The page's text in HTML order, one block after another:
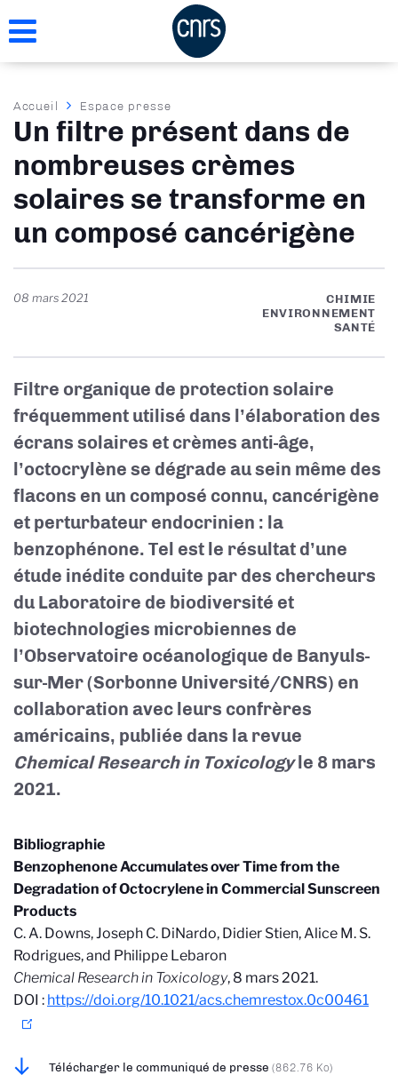
au
Fil
d'Ariane
Accueil Espace presse
Un filtre présent dans de
nombreuses crèmes
solaires se transforme en
un composé cancérigène
08 mars 2021
CHIMIE
ENVIRONNEMENT
SANTÉ
Filtre organique de protection solaire
fréquemment utilisé dans l’élaboration des
écrans solaires et crèmes anti-âge,
l’octocrylène se dégrade au sein même des
flacons en un composé connu, cancérigène
et perturbateur endocrinien : la
benzophénone. Tel est le résultat d’une
étude inédite conduite par des chercheurs
du Laboratoire de biodiversité et
biotechnologies microbiennes de
l’Observatoire océanologique de Banyuls-
sur-Mer (Sorbonne Université/CNRS) en
collaboration avec leurs confrères
américains, publiée dans la revue
Chemical Research in Toxicologyle 8 mars
2021.
Bibliographie
Benzophenone Accumulates over Time from the
Degradation of Octocrylene in Commercial Sunscreen
Products
C. A. Downs, Joseph C. DiNardo, Didier Stien, Alice M. S.
Rodrigues, and Philippe Lebaron
Chemical Research in Toxicology, 8 mars 2021.
DOI : https://doi.org/10.1021/acs.chemrestox.0c00461
Télécharger le communiqué de presse (862.76 Ko)